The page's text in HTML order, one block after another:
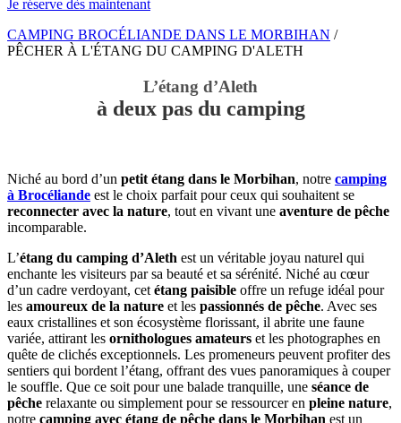
Je réserve dès maintenant
CAMPING BROCÉLIANDE DANS LE MORBIHAN /
PÊCHER À L'ÉTANG DU CAMPING D'ALETH
L’étang d’Aleth
à deux pas du camping
Niché au bord d’un petit étang dans le Morbihan, notre camping
à Brocéliande est le choix parfait pour ceux qui souhaitent se
reconnecter avec la nature, tout en vivant une aventure de pêche
incomparable.
L’étang du camping d’Aleth est un véritable joyau naturel qui
enchante les visiteurs par sa beauté et sa sérénité. Niché au cœur
d’un cadre verdoyant, cet étang paisible offre un refuge idéal pour
les amoureux de la nature et les passionnés de pêche. Avec ses
eaux cristallines et son écosystème florissant, il abrite une faune
variée, attirant les ornithologues amateurs et les photographes en
quête de clichés exceptionnels. Les promeneurs peuvent profiter des
sentiers qui bordent l’étang, offrant des vues panoramiques à couper
le souffle. Que ce soit pour une balade tranquille, une séance de
pêche relaxante ou simplement pour se ressourcer en pleine nature,
notre camping avec étang de pêche dans le Morbihan est un